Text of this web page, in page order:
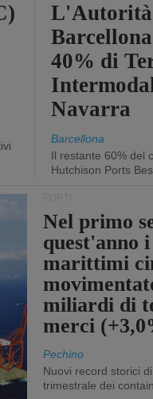
40% di
Navarra
Barcellona
Il restante 60% del
Hutchison Ports
Nel primo
quest'anno
marittimi
miliardi di
merci
Pechino
Nuovi record storici
trimestrale dei